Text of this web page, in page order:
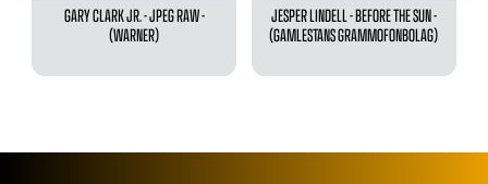
GARY CLARK JR. - JPEG RAW -
(WARNER)
JESPER LINDELL - BEFORE THE SUN -
(GAMLESTANS GRAMMOFONBOLAG)